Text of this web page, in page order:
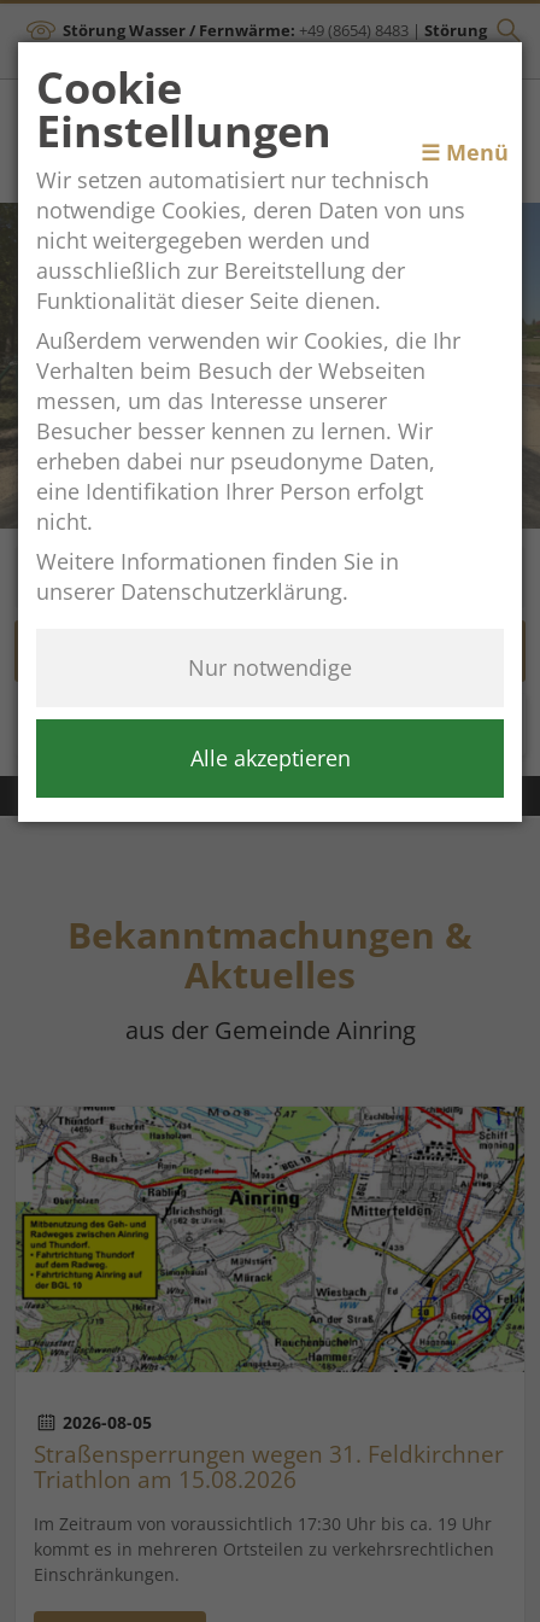
Störung Wasser / Fernwärme: +49 (8654) 8483 | Störung
Toggle
navigation
☰ Menü
BauBlog: Sport- und
Freizeitgelände Mitterfelden
zum BauBlog
Rathaus online
Rathaus+49 (8654) 575-0
Bekanntmachungen &
Aktuelles
aus der Gemeinde Ainring
2026-08-05
Straßensperrungen wegen 31. Feldkirchner
Triathlon am 15.08.2026
Im Zeitraum von voraussichtlich 17:30 Uhr bis ca. 19 Uhr
kommt es in mehreren Ortsteilen zu verkehrsrechtlichen
Einschränkungen.
Cookie
Einstellungen
Wir setzen automatisiert nur technisch
notwendige Cookies, deren Daten von uns
nicht weitergegeben werden und
ausschließlich zur Bereitstellung der
Funktionalität dieser Seite dienen.
Außerdem verwenden wir Cookies, die Ihr
Verhalten beim Besuch der Webseiten
messen, um das Interesse unserer
Besucher besser kennen zu lernen. Wir
erheben dabei nur pseudonyme Daten,
eine Identifikation Ihrer Person erfolgt
nicht.
Weitere Informationen finden Sie in
unserer Datenschutzerklärung.
Nur notwendige
Alle akzeptieren